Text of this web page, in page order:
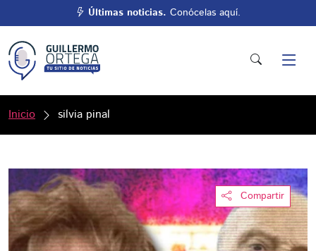
Últimas noticias. Conócelas aquí.
Inicio silvia pinal
Compartir